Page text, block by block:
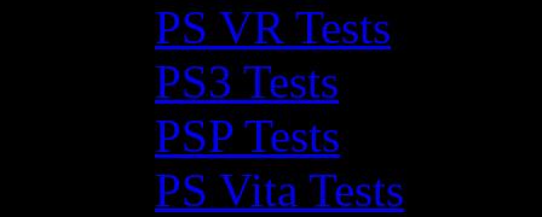
PS VR Tests
PS3 Tests
PSP Tests
PS Vita Tests